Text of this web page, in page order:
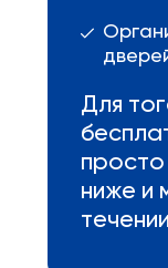
Для
ниже и